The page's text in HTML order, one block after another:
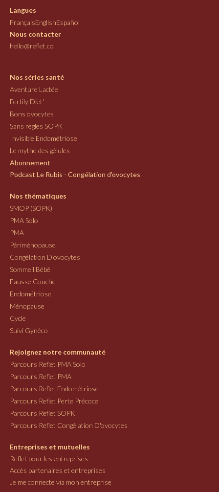
Langues
FrançaisEnglishEspañol
Nous contacter
hello@reflet.co
Nos séries santé
Aventure Lactée
Fertily Diet'
Bons ovocytes
Sans règles SOPK
Invisible Endométriose
Le mythe des gélules
Abonnement
Podcast Le Rubis - Congélation d'ovocytes
Nos thématiques
SMOP (SOPK)
PMA Solo
PMA
Périménopause
Congélation D'ovocytes
Sommeil Bébé
Fausse Couche
Endométriose
Ménopause
Cycle
Suivi Gynéco
Rejoignez notre communauté
Parcours Reflet PMA Solo
Parcours Reflet PMA
Parcours Reflet Endométriose
Parcours Reflet Perte Précoce
Parcours Reflet SOPK
Parcours Reflet Congélation D'ovocytes
Entreprises et mutuelles
Reflet pour les entreprises
Accès partenaires et entreprises
Je me connecte via mon entreprise